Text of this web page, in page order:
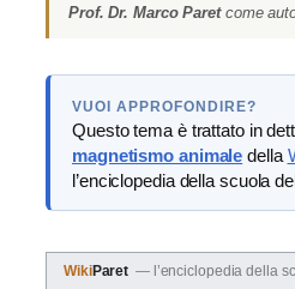
Prof. Dr. Marco Paretcome
VUOI APPROFONDIRE?
Questo tema è trattato in
magnetismo animale della
l’enciclopedia della scuola
WikiParet — l’enciclopedia della